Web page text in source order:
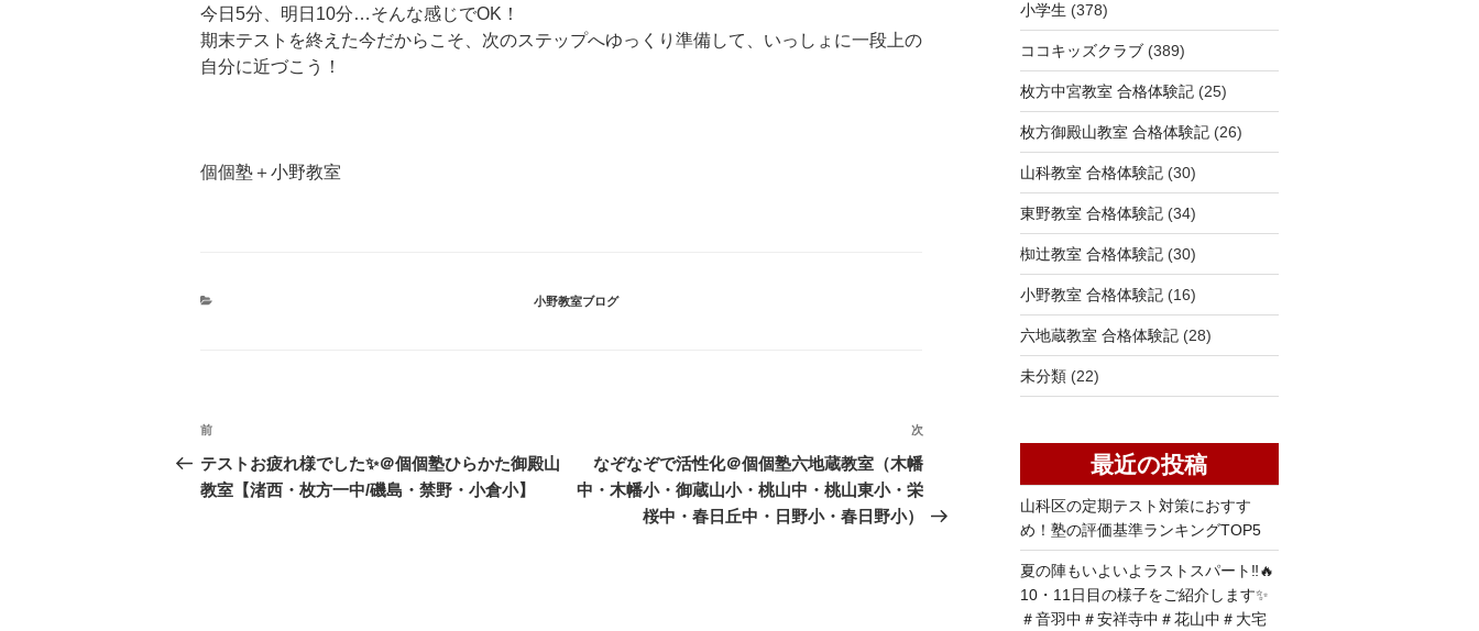
今日5分、明日10分…そんな感じでOK！
期末テストを終えた今だからこそ、次のステップへゆっくり準備して、いっしょに一段上の
自分に近づこう！
個個塾＋小野教室
カ
小野教室ブログ
投
稿
ナ
前
の
投
前
テストお疲れ様でした✨＠個個塾ひらかた御殿山
教室【渚西・枚方一中/磯島・禁野・小倉小】
次
の
投
稿
次
なぞなぞで活性化＠個個塾六地蔵教室（木幡
中・木幡小・御蔵山小・桃山中・桃山東小・栄
桜中・春日丘中・日野小・春日野小）
小学生 (378)
ココキッズクラブ(389)
枚方中宮教室 合格体験記(25)
枚方御殿山教室 合格体験記(26)
山科教室 合格体験記(30)
東野教室 合格体験記(34)
椥辻教室 合格体験記(30)
小野教室 合格体験記(16)
六地蔵教室 合格体験記(28)
未分類(22)
最近の投稿
山科区の定期テスト対策におすす
め！塾の評価基準ランキングTOP5
夏の陣もいよいよラストスパート‼🔥
10・11日目の様子をご紹介します✨
＃音羽中＃安祥寺中＃花山中＃大宅